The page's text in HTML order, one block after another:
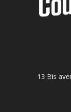
13 Bis